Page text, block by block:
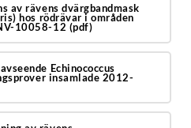
av rävens dvärgbandmask
hos rödrävar i områden
10058-12 (pdf)
Echinococcus
insamlade 2012-